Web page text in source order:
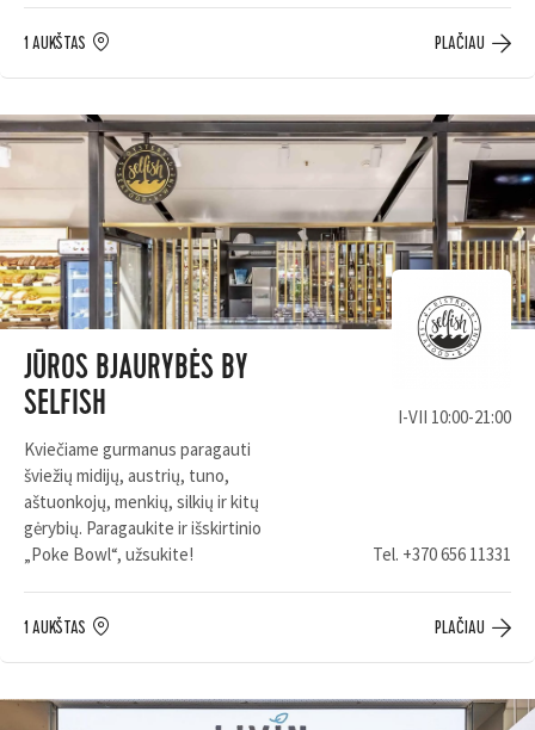
1 AUKŠTAS PLAČIAU
JŪROS BJAURYBĖS BY
SELFISH
Kviečiame gurmanus paragauti
šviežių midijų, austrių, tuno,
aštuonkojų, menkių, silkių ir kitų
gėrybių. Paragaukite ir išskirtinio
„Poke Bowl“, užsukite!
I-VII 10:00-21:00
Tel. +370 656 11331
1 AUKŠTAS PLAČIAU